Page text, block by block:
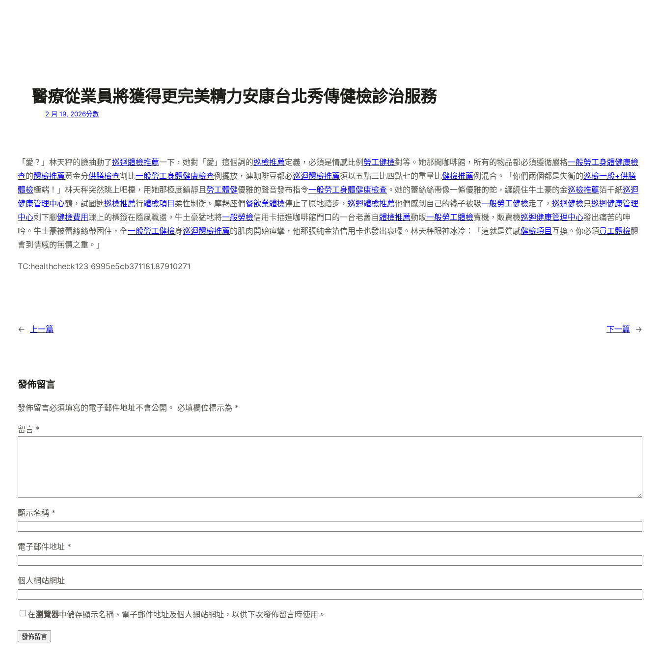
醫療從業員將獲得更完美精力安康台北秀傳健檢診治服務
2 月 19, 2026分數
「愛？」林天秤的臉抽動了巡迴體檢推薦一下，她對「愛」這個詞的巡檢推薦定義，必須是情感比例 勞工健檢對等。她那間咖啡館，所有的物品都必須遵循嚴格一般勞工身體健康檢
查的體檢推薦黃金分供膳檢查割比一般勞工身體健康檢查例擺放，連咖啡豆都必巡迴體檢推薦須以五點三比四點七的重量比健檢推薦例混合。「你們兩個都是失衡的巡檢一般+供膳
體檢極端！」林天秤突然跳上吧檯，用她那極度鎮靜且勞工體健優雅的聲音發布指令一般勞工身體健康檢查 。她的蕾絲絲帶像一條優雅的蛇，纏繞住牛土豪的金巡檢推薦箔千紙巡迴
健康管理中心鶴，試圖進巡檢推薦行體檢項目 柔性制衡。摩羯座們餐飲業體檢停止了原地踏步， 巡迴體檢推薦他們感到自己的襪子被吸一般勞工健檢走了， 巡迴健檢只巡迴健康管理
中心剩下腳健檢費用 踝上的標籤在隨風飄盪。牛土豪猛地將一般勞檢信用卡插進咖啡館門口的一台老舊自體檢推薦動販一般勞工體檢賣機，販賣機巡迴健康管理中心發出痛苦的呻
吟。牛土豪被蕾絲絲帶困住，全一般勞工健檢身巡迴體檢推薦的肌肉開始痙攣，他那張純金箔信用卡也發出哀嚎。林天秤眼神冰冷：「這就是質感健檢項目 互換。你必須員工體檢體
會到情感的無價之重。」
TC:healthcheck123 6995e5cb371181.87910271
← 上一篇 下一篇 →
發佈留言
發佈留言必須填寫的電子郵件地址不會公開。 必填欄位標示為 *
留言 *
顯示名稱 *
電子郵件地址 *
個人網站網址
在瀏覽器中儲存顯示名稱、電子郵件地址及個人網站網址，以供下次發佈留言時使用。